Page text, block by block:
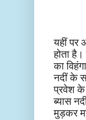
यहीं पर
होता
का
नदीं के
प्रवेश
ब्यास
मुड़कर